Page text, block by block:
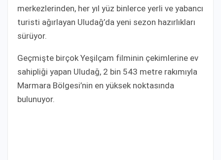
merkezlerinden, her yıl yüz binlerce yerli ve yabancı
turisti ağırlayan Uludağ’da yeni sezon hazırlıkları
sürüyor.
Geçmişte birçok Yeşilçam filminin çekimlerine ev
sahipliği yapan Uludağ, 2 bin 543 metre rakımıyla
Marmara Bölgesi’nin en yüksek noktasında
bulunuyor.